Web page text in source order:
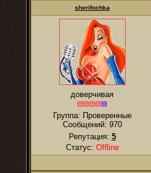
sherifochka
доверчивая
Группа: Проверенные
Сообщений: 970
Репутация: 5
Статус: Offline